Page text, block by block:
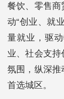
餐饮、零售商
动“创业、就
量就业，驱
业、社会支
氛围，纵深推
首选城区。